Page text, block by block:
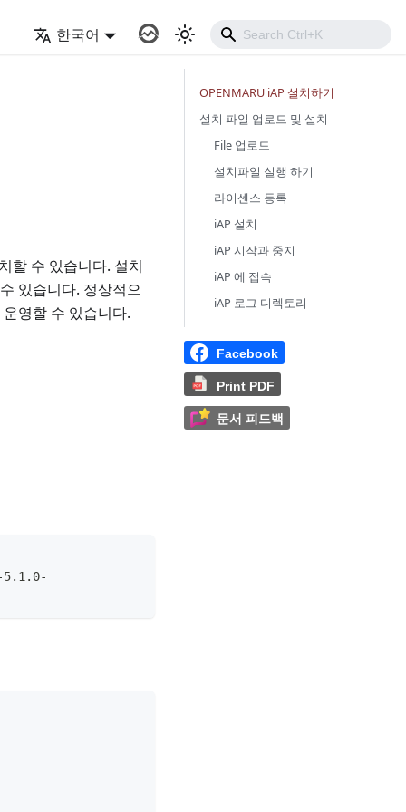
한국어
할 수 있습니다. 설치
있습니다. 정상적으
영할 수 있습니다.
5.1.0-
OPENMARU iAP 설치하기
설치 파일 업로드 및 설치
File 업로드
설치파일 실행 하기
라이센스 등록
iAP 설치
iAP 시작과 중지
iAP 에 접속
iAP 로그 디렉토리
Facebook
Print PDF
문서 피드백